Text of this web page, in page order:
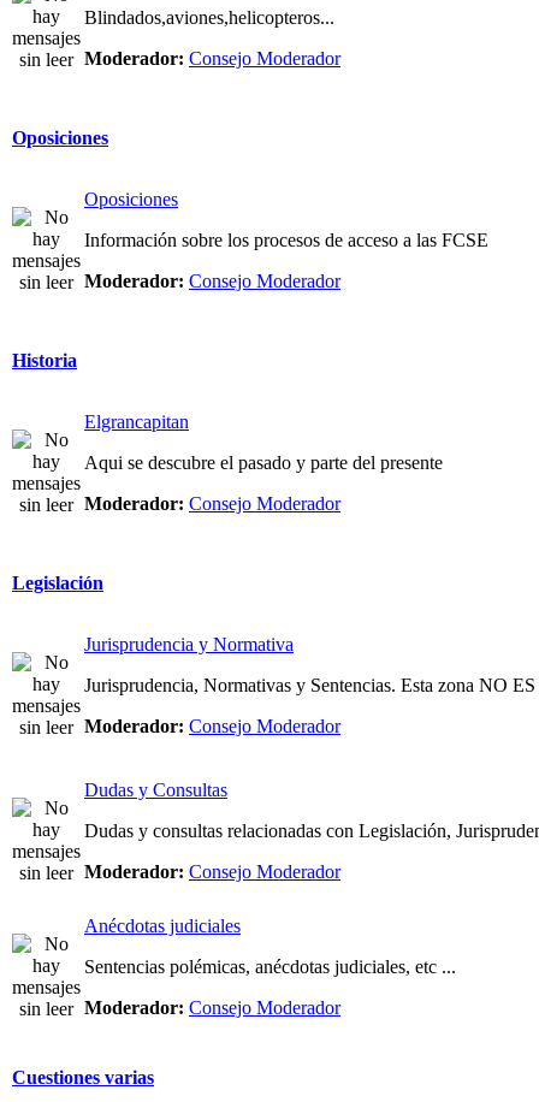
Blindados,aviones,helicopteros...
Moderador: Consejo Moderador
Oposiciones
Oposiciones
Información sobre los procesos de acceso a las FCSE
Moderador: Consejo Moderador
Historia
Elgrancapitan
Aqui se descubre el pasado y parte del presente
Moderador: Consejo Moderador
Legislación
Jurisprudencia y Normativa
Jurisprudencia, Normativas y Sentencias. Esta zona NO
Moderador: Consejo Moderador
Dudas y Consultas
Dudas y consultas relacionadas con Legislación,
Moderador: Consejo Moderador
Anécdotas judiciales
Sentencias polémicas, anécdotas judiciales, etc ...
Moderador: Consejo Moderador
Cuestiones varias